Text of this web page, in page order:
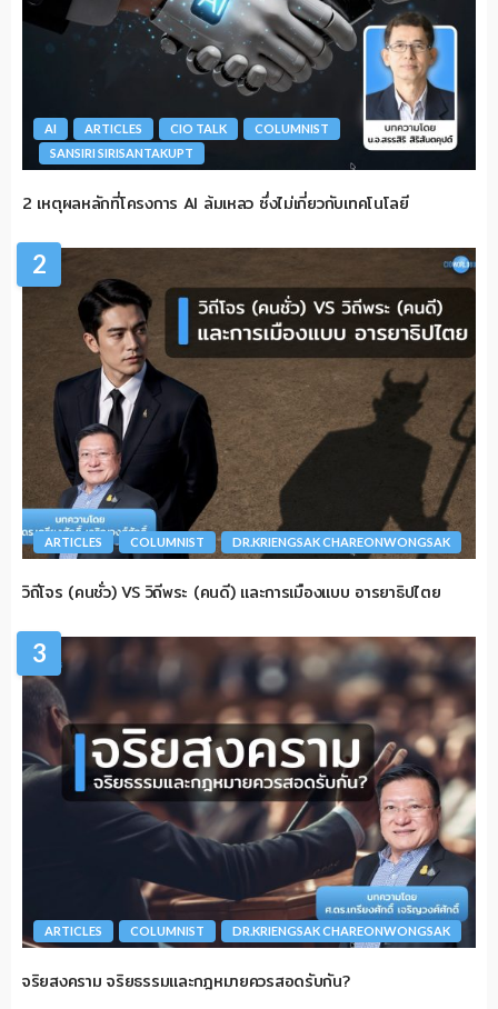
AI ARTICLES CIO TALK
COLUMNIST
SANSIRI SIRISANTAKUPT
2 เหตุผลหลักที่โครงการ AI ล้มเหลว ซึ่งไม่เกี่ยวกับเทคโนโลยี
2
ARTICLES COLUMNIST DR.KRIENGSAK CHAREONWONGSAK
วิถีโจร (คนชั่ว) VS วิถีพระ (คนดี) และการเมืองแบบ อารยาธิปไตย
3
ARTICLES COLUMNIST DR.KRIENGSAK CHAREONWONGSAK
จริยสงคราม จริยธรรมและกฎหมายควรสอดรับกัน?